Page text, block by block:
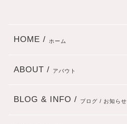
HOME / ホーム
ABOUT / アバウト
BLOG & INFO / ブログ / お知らせ